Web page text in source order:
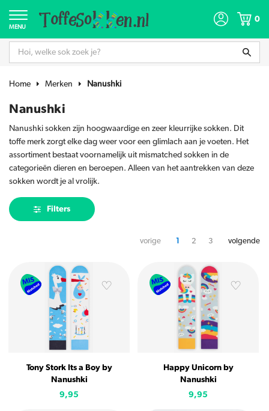
MENU
0
Home Merken Nanushki
Nanushki
Nanushki sokken zijn hoogwaardige en zeer kleurrijke sokken. Dit
toffe merk zorgt elke dag weer voor een glimlach aan je voeten. Het
assortiment bestaat voornamelijk uit mismatched sokken in de
categorieën dieren en beroepen. Alleen van het aantrekken van deze
sokken wordt je al vrolijk.
Filters
vorige 1 2 3 volgende
Tony Stork Its a Boy by
Nanushki
9,95
Happy Unicorn by
Nanushki
9,95